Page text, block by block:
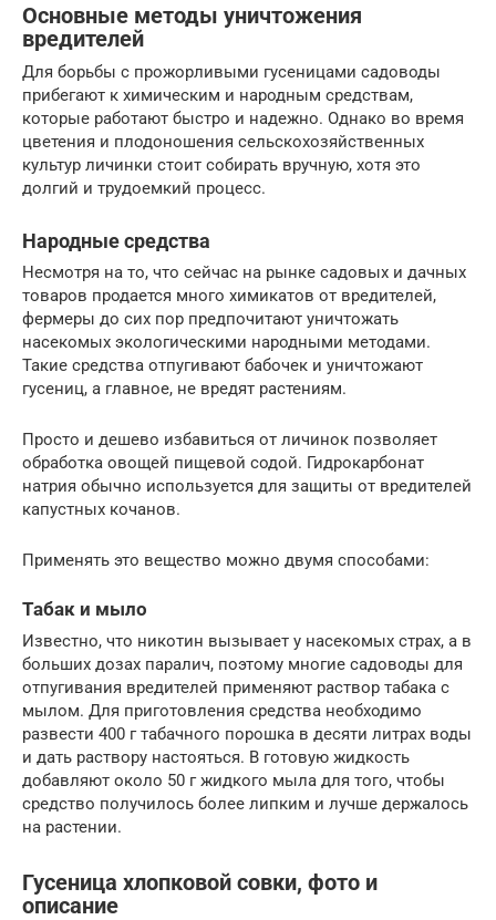
Основные методы уничтожения
вредителей
Для борьбы с прожорливыми гусеницами садоводы
прибегают к химическим и народным средствам,
которые работают быстро и надежно. Однако во время
цветения и плодоношения сельскохозяйственных
культур личинки стоит собирать вручную, хотя это
долгий и трудоемкий процесс.
Народные средства
Несмотря на то, что сейчас на рынке садовых и дачных
товаров продается много химикатов от вредителей,
фермеры до сих пор предпочитают уничтожать
насекомых экологическими народными методами.
Такие средства отпугивают бабочек и уничтожают
гусениц, а главное, не вредят растениям.
Просто и дешево избавиться от личинок позволяет
обработка овощей пищевой содой. Гидрокарбонат
натрия обычно используется для защиты от вредителей
капустных кочанов.
Применять это вещество можно двумя способами:
Табак и мыло
Известно, что никотин вызывает у насекомых страх, а в
больших дозах паралич, поэтому многие садоводы для
отпугивания вредителей применяют раствор табака с
мылом. Для приготовления средства необходимо
развести 400 г табачного порошка в десяти литрах воды
и дать раствору настояться. В готовую жидкость
добавляют около 50 г жидкого мыла для того, чтобы
средство получилось более липким и лучше держалось
на растении.
Гусеница хлопковой совки, фото и
описание